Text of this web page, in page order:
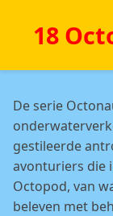
18
De serie
gestileerde
avonturiers die
Octopod, van
beleven met